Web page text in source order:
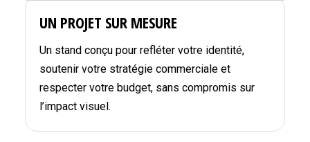
UN PROJET SUR MESURE
Un stand conçu pour refléter votre identité,
soutenir votre stratégie commerciale et
respecter votre budget, sans compromis sur
l’impact visuel.